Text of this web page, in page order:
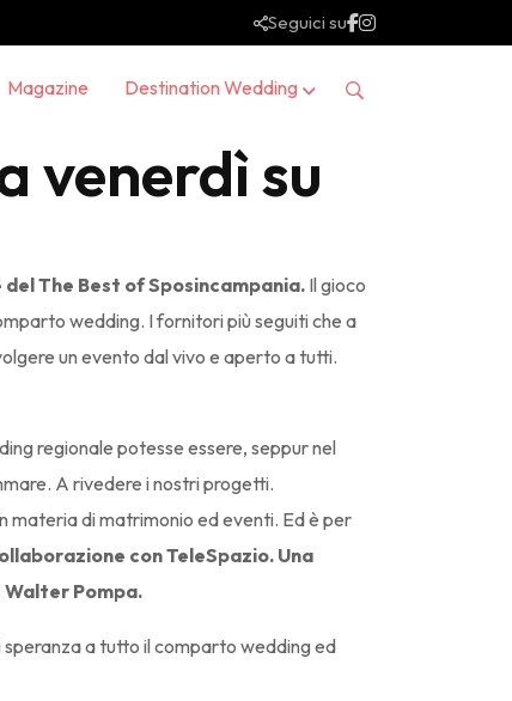
Seguici su
Magazine Destination Wedding
venerdì su
The Best of Sposincampania.Il gioco
wedding. I fornitori più seguiti che a
un evento dal vivo e aperto a tutti.
regionale potesse essere, seppur nel
A rivedere i nostri progetti.
materia di matrimonio ed eventi. Ed è per
con TeleSpazio. Una
Pompa.
speranza a tutto il comparto wedding ed